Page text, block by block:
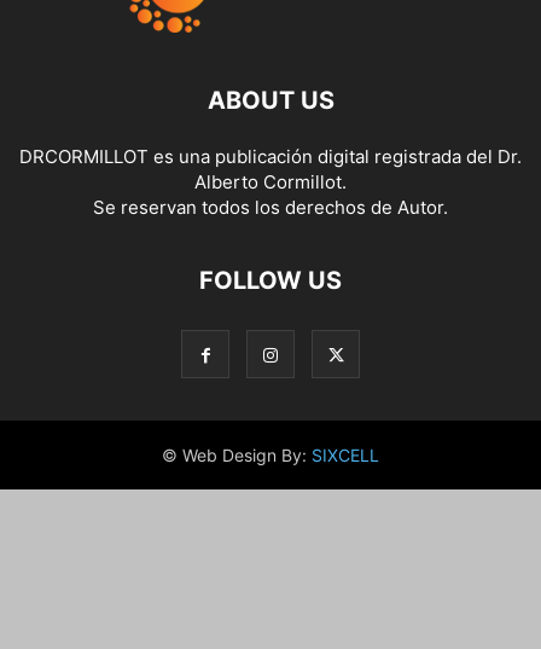
ABOUT US
DRCORMILLOT es una publicación digital registrada del Dr.
Alberto Cormillot.
Se reservan todos los derechos de Autor.
FOLLOW US
© Web Design By: SIXCELL